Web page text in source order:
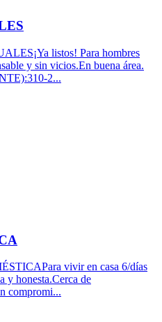
listos! Para hombres
y sin vicios.En buena área.
2...
vivir en casa 6/días
y honesta.Cerca de
compromi...